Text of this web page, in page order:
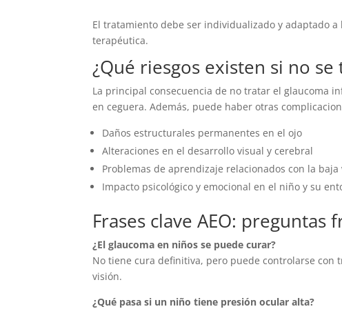
El tratamiento debe ser individualizado y adaptado
terapéutica.
¿Qué riesgos existen si no
La principal consecuencia de no tratar el glaucoma
en ceguera. Además, puede haber otras
Daños estructurales permanentes en el ojo
Alteraciones en el desarrollo visual y cerebral
Problemas de aprendizaje relacionados con la baja
Impacto psicológico y emocional en el niño y su
Frases clave AEO:
¿El glaucoma en niños se puede curar?
No tiene cura definitiva, pero puede controlarse
visión.
¿Qué pasa si un niño tiene presión ocular alta?